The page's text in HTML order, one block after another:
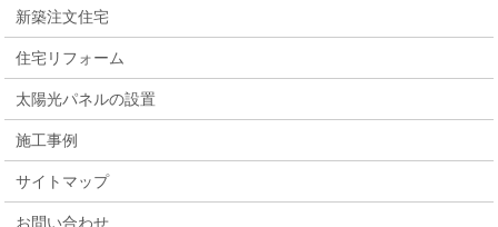
新築注文住宅
住宅リフォーム
太陽光パネルの設置
施工事例
サイトマップ
お問い合わせ